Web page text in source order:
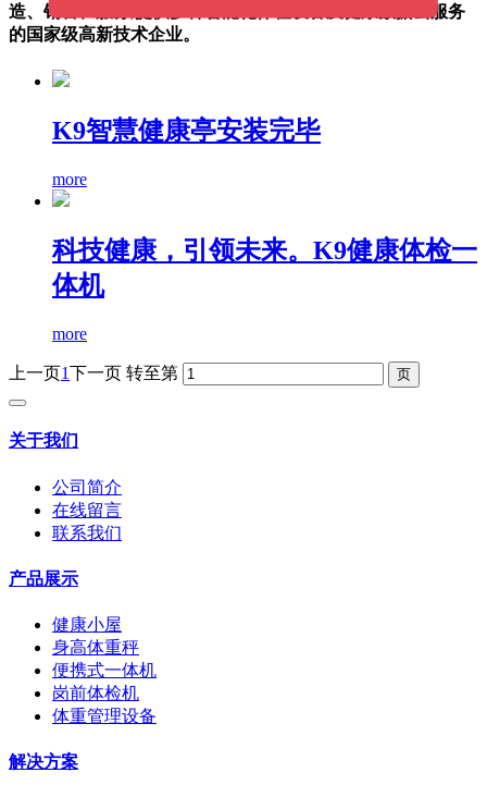
造、销售、服务,提供多种智能化体检设备及健康数据云服务
的国家级高新技术企业。
K9智慧健康亭安装完毕
more
科技健康，引领未来。K9健康体检一
体机
more
上一页1下一页 转至第
关于我们
公司简介
在线留言
联系我们
产品展示
健康小屋
身高体重秤
便携式一体机
岗前体检机
体重管理设备
解决方案